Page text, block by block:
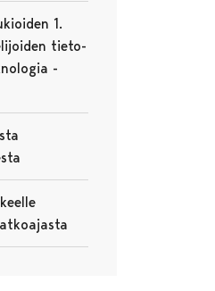
1.
tieto-
-